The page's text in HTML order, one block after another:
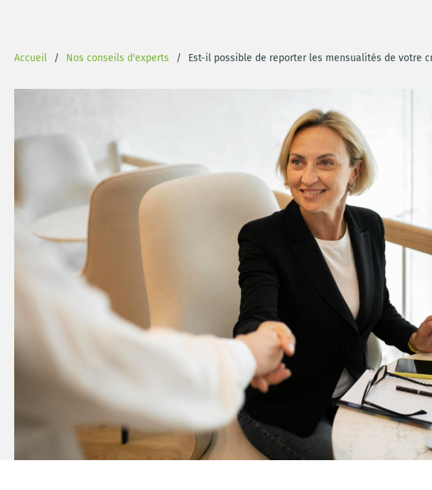
Accueil Nos conseils d'experts Est-il possible de reporter les mensualités de votre